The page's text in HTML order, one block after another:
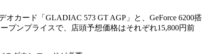
オカード「GLADIAC 573 GT AGP」と、GeForce 6200搭
プンプライスで、店頭予想価格はそれぞれ15,800円前